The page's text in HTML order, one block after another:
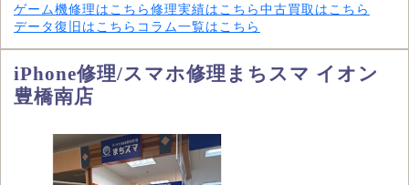
ゲーム機修理はこちら 修理実績はこちら 中古買取はこちら
データ復旧はこちら コラム一覧はこちら
iPhone修理/スマホ修理まちスマ イオン
豊橋南店